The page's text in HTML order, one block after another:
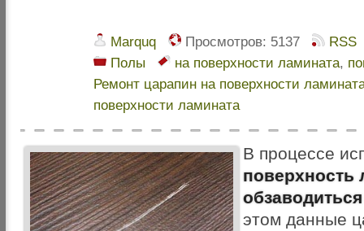
Marquq Просмотров: 5137
RSS
Полы
на поверхности ламината,
Ремонт царапин на поверхности
поверхности ламината
В процессе
поверхность
этом данные